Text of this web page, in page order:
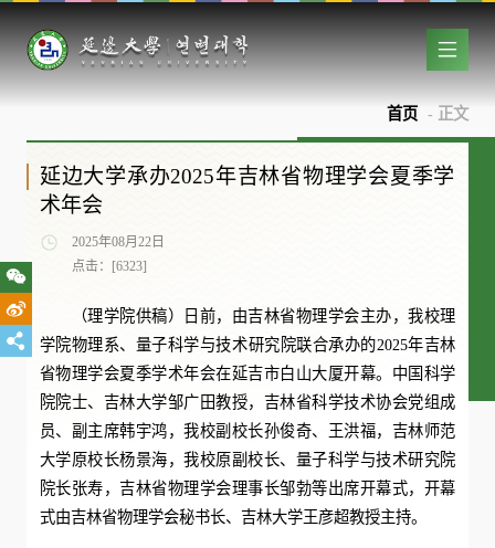
首页 - 正文
延边大学承办2025年吉林省物理学会夏季学
术年会
2025年08月22日
点击：[6323]
（理学院供稿）日前，由吉林省物理学会主办，我校理
学院物理系、量子科学与技术研究院联合承办的2025年吉林
省物理学会夏季学术年会在延吉市白山大厦开幕。中国科学
院院士、吉林大学邹广田教授，吉林省科学技术协会党组成
员、副主席韩宇鸿，我校副校长孙俊奇、王洪福，吉林师范
大学原校长杨景海，我校原副校长、量子科学与技术研究院
院长张寿，吉林省物理学会理事长邹勃等出席开幕式，开幕
式由吉林省物理学会秘书长、吉林大学王彦超教授主持。